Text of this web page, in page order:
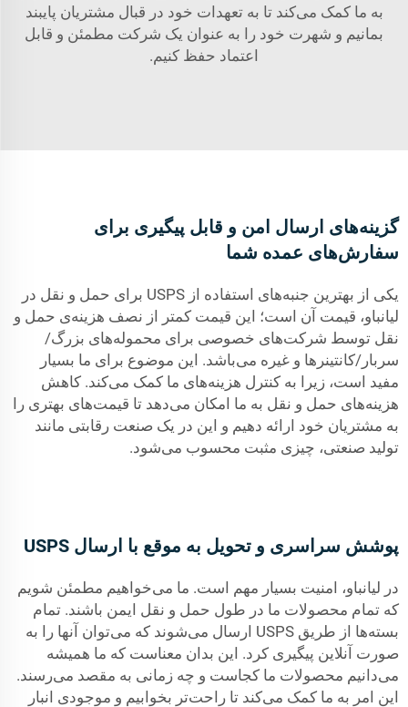
به ما کمک می‌کند تا به تعهدات خود در قبال مشتریان پایبند
بمانیم و شهرت خود را به عنوان یک شرکت مطمئن و قابل
اعتماد حفظ کنیم.
گزینه‌های ارسال امن و قابل پیگیری برای
سفارش‌های عمده شما
یکی از بهترین جنبه‌های استفاده از USPS برای حمل و نقل در
لیانباو، قیمت آن است؛ این قیمت کمتر از نصف هزینه‌ی حمل و
نقل توسط شرکت‌های خصوصی برای محموله‌های بزرگ/
سربار/کانتینرها و غیره می‌باشد. این موضوع برای ما بسیار
مفید است، زیرا به کنترل هزینه‌های ما کمک می‌کند. کاهش
هزینه‌های حمل و نقل به ما امکان می‌دهد تا قیمت‌های بهتری را
به مشتریان خود ارائه دهیم و این در یک صنعت رقابتی مانند
تولید صنعتی، چیزی مثبت محسوب می‌شود.
پوشش سراسری و تحویل به موقع با ارسال USPS
در لیانباو، امنیت بسیار مهم است. ما می‌خواهیم مطمئن شویم
که تمام محصولات ما در طول حمل و نقل ایمن باشند. تمام
بسته‌ها از طریق USPS ارسال می‌شوند که می‌توان آنها را به
صورت آنلاین پیگیری کرد. این بدان معناست که ما همیشه
می‌دانیم محصولات ما کجاست و چه زمانی به مقصد می‌رسند.
این امر به ما کمک می‌کند تا راحت‌تر بخوابیم و موجودی انبار